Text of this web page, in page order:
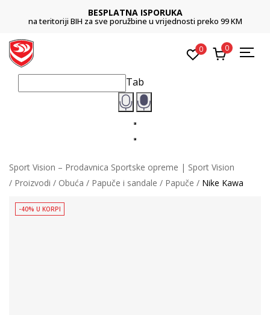
BESPLATNA ISPORUKA
na teritoriji BIH za sve poružbine u vrijednosti preko 99 KM
0 0
Tab
Sport Vision – Prodavnica Sportske opreme | Sport Vision
Proizvodi
Obuća Papuče i sandale Papuče Nike Kawa
-40% U KORPI